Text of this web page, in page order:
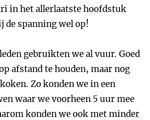
in het allerlaatste hoofdstuk
de spanning wel op!
gebruikten we al vuur. Goed
afstand te houden, maar nog
Zo konden we in een
waar we voorheen 5 uur mee
konden we ook met minder